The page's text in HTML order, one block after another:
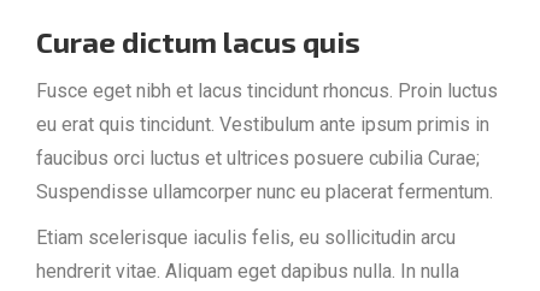
Curae dictum lacus quis
Fusce eget nibh et lacus tincidunt rhoncus. Proin luctus
eu erat quis tincidunt. Vestibulum ante ipsum primis in
faucibus orci luctus et ultrices posuere cubilia Curae;
Suspendisse ullamcorper nunc eu placerat fermentum.
Etiam scelerisque iaculis felis, eu sollicitudin arcu
hendrerit vitae. Aliquam eget dapibus nulla. In nulla